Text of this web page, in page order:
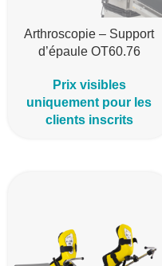
Arthroscopie – Support
d’épaule OT60.76
Prix visibles
uniquement pour les
clients inscrits